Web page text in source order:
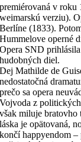
premiérovaná v roku
weimarskú verziu).
Berlíne (1833).
Hummelove operné
Opera SND
hudobných diel.
Dej Mathilde de
nedostatočná
prečo sa opera
Vojvoda z
však miluje bratovho
láska je opätovaná,
končí happyendom –